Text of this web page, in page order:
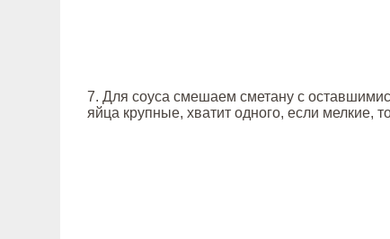
7. Для соуса смешаем сметану с
яйца крупные, хватит одного, если мелкие,